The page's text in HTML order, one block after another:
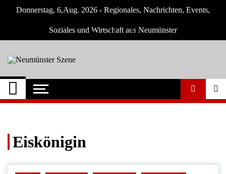
Donnerstag, 6,Aug. 2026 - Regionales, Nachrichten, Events,
Soziales und Wirtschaft aus Neumünster
Neumünster Szene
Neuigkeiten und Nachrichten aus
Neumünster und Umgebung
Eiskönigin